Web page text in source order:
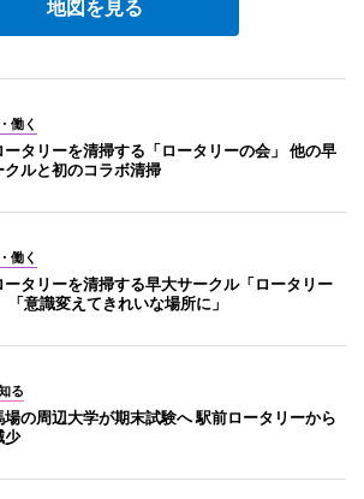
地図を見る
働く
ータリーを清掃する「ロータリーの会」 他の早
クルと初のコラボ清掃
働く
ータリーを清掃する早大サークル「ロータリー
「意識変えてきれいな場所に」
る
場の周辺大学が期末試験へ 駅前ロータリーから
少